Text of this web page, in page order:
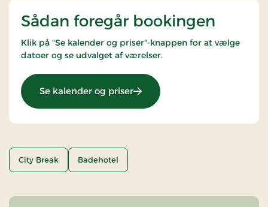
Sådan foregår bookingen
Klik på "Se kalender og priser"-knappen for at vælge
datoer og se udvalget af værelser.
Se kalender og priser: Golfophold
City Break Badehotel